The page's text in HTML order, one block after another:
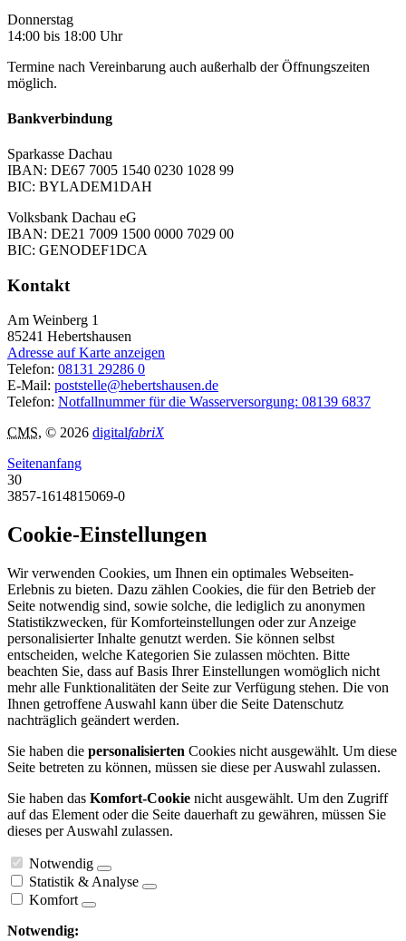
Donnerstag
14:00 bis 18:00 Uhr
Termine nach Vereinbarung auch außerhalb der Öffnungszeiten
möglich.
Bankverbindung
Sparkasse Dachau
IBAN: DE67 7005 1540 0230 1028 99
BIC: BYLADEM1DAH
Volksbank Dachau eG
IBAN: DE21 7009 1500 0000 7029 00
BIC: GENODEF1DCA
Kontakt
Am Weinberg 1
85241 Hebertshausen
Adresse auf Karte anzeigen
Telefon: 08131 29286 0
E-Mail: poststelle@hebertshausen.de
Telefon: Notfallnummer für die Wasserversorgung: 08139 6837
CMS, © 2026 digitalfabriX
Seitenanfang
30
3857-1614815069-0
Cookie-Einstellungen
Wir verwenden Cookies, um Ihnen ein optimales Webseiten-
Erlebnis zu bieten. Dazu zählen Cookies, die für den Betrieb der
Seite notwendig sind, sowie solche, die lediglich zu anonymen
Statistikzwecken, für Komforteinstellungen oder zur Anzeige
personalisierter Inhalte genutzt werden. Sie können selbst
entscheiden, welche Kategorien Sie zulassen möchten. Bitte
beachten Sie, dass auf Basis Ihrer Einstellungen womöglich nicht
mehr alle Funktionalitäten der Seite zur Verfügung stehen. Die von
Ihnen getroffene Auswahl kann über die Seite Datenschutz
nachträglich geändert werden.
Sie haben die personalisierten Cookies nicht ausgewählt. Um diese
Seite betreten zu können, müssen sie diese per Auswahl zulassen.
Sie haben das Komfort-Cookie nicht ausgewählt. Um den Zugriff
auf das Element oder die Seite dauerhaft zu gewähren, müssen Sie
dieses per Auswahl zulassen.
Notwendig
Statistik & Analyse
Komfort
Notwendig: